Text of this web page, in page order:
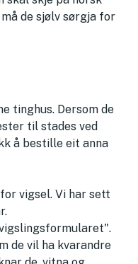
de sjølv sørgja for
tinghus. Dersom de
til stades ved
å bestille eit anna
vigsel. Vi har sett
de vil ha kvarandre